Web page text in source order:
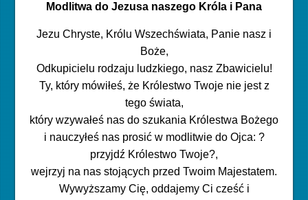
Modlitwa do Jezusa naszego Króla i Pana
Jezu Chryste, Królu Wszechświata, Panie nasz i
Boże,
Odkupicielu rodzaju ludzkiego, nasz Zbawicielu!
Ty, który mówiłeś, że Królestwo Twoje nie jest z
tego świata,
który wzywałeś nas do szukania Królestwa Bożego
i nauczyłeś nas prosić w modlitwie do Ojca: ?
przyjdź Królestwo Twoje?,
wejrzyj na nas stojących przed Twoim Majestatem.
Wywyższamy Cię, oddajemy Ci cześć i